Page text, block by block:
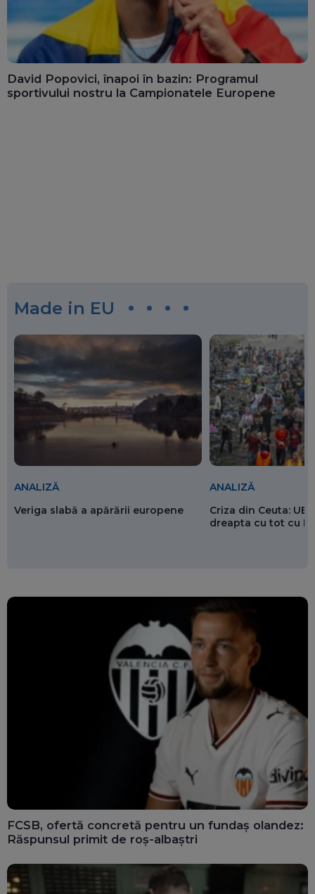
David Popovici, înapoi în bazin: Programul
sportivului nostru la Campionatele Europene
Made in EU
ANALIZĂ
Veriga slabă a apărării europene
ANALIZĂ
Criza din Ceuta: UE
dreapta cu tot cu
FCSB, ofertă concretă pentru un fundaș olandez:
Răspunsul primit de roș-albaștri